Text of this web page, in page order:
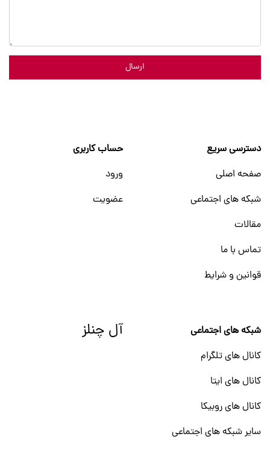
ارسال
دسترسی سریع
صفحه اصلی
شبکه های اجتماعی
مقالات
تماس با ما
قوانین و شرایط
حساب کاربری
ورود
عضویت
شبکه های اجتماعی
کانال های تلگرام
کانال های ایتا
کانال های روبیکا
سایر شبکه های اجتماعی
آل چنلز